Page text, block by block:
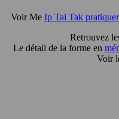
Voir Me Ip Tai Tak
Retrouvez
Le détail de la forme en
Voir